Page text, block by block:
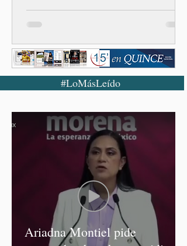
#LoMásLeído
Ariadna Montiel pide